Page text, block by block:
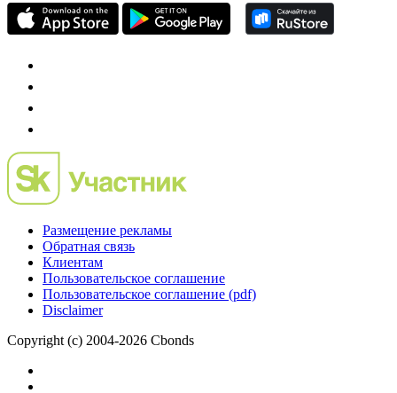
Размещение рекламы
Обратная связь
Клиентам
Пользовательское соглашение
Пользовательское соглашение (pdf)
Disclaimer
Copyright (c) 2004-2026 Cbonds